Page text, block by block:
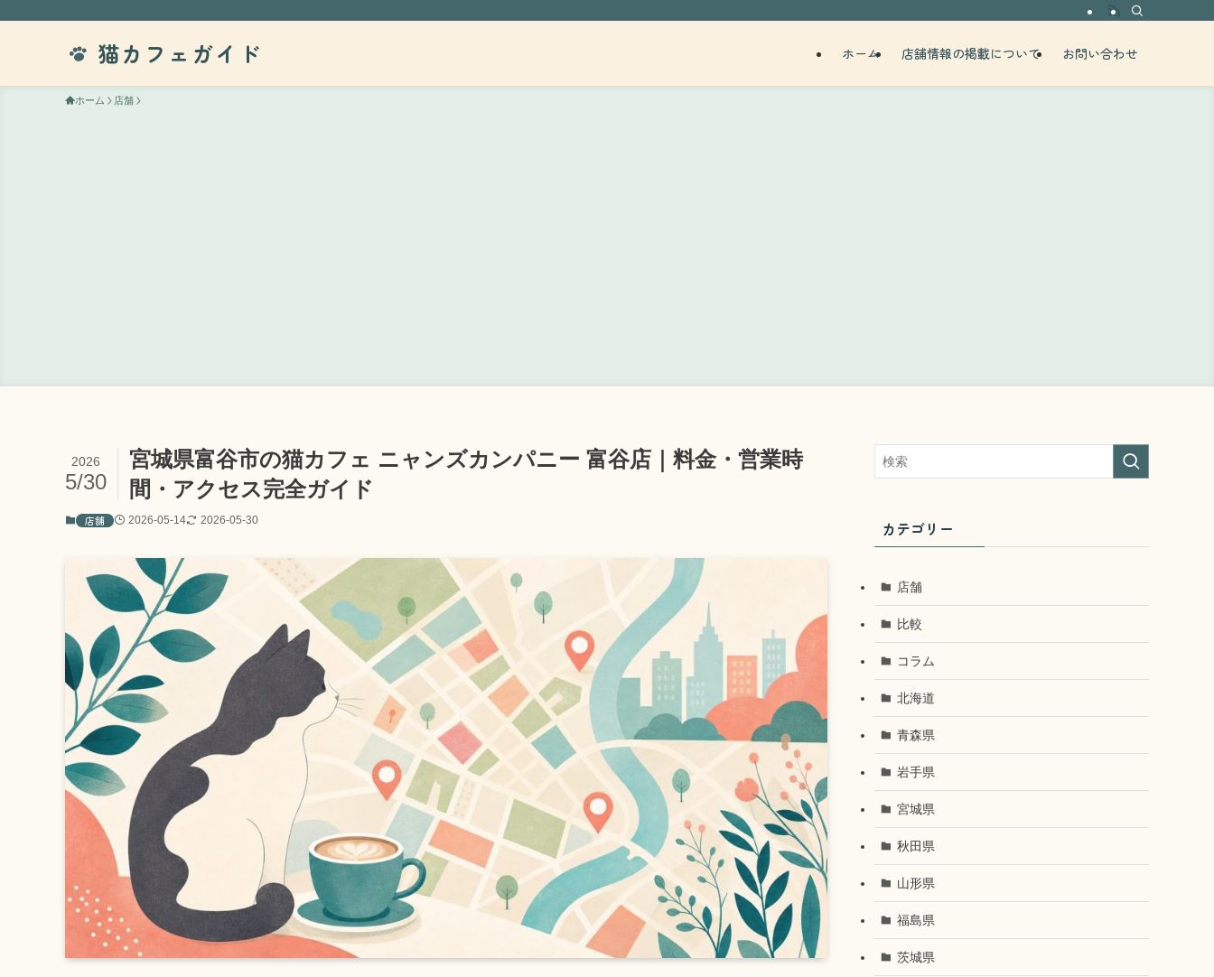
猫カフェガイド ホーム 店舗情報の掲載について お問い合わせ
ホーム 店舗
宮城県富谷市の猫カフェ ニャンズカンパニー 富谷店｜料金・営業時
間・アクセス完全ガイド
2026
5/30
店舗 2026-05-14 2026-05-30 カテゴリー
店舗
比較
コラム
北海道
青森県
岩手県
宮城県
秋田県
山形県
福島県
茨城県